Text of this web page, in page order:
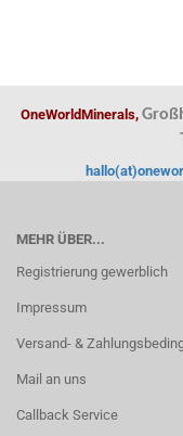
OneWorldMinerals,
MEHR ÜBER...
Registrierung gewerblich
Impressum
Versand- &
Mail an uns
Callback Service